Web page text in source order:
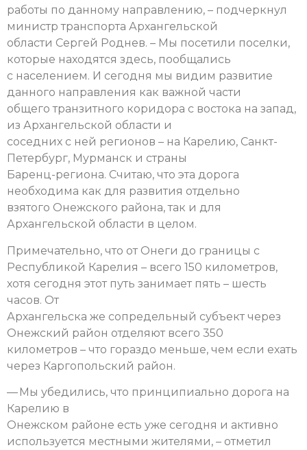
работы по данному направлению, – подчеркнул
министр транспорта Архангельской
области Сергей Роднев. – Мы посетили поселки,
которые находятся здесь, пообщались
с населением. И сегодня мы видим развитие
данного направления как важной части
общего транзитного коридора с востока на запад,
из Архангельской области и
соседних с ней регионов – на Карелию, Санкт-
Петербург, Мурманск и страны
Баренц-региона. Считаю, что эта дорога
необходима как для развития отдельно
взятого Онежского района, так и для
Архангельской области в целом.
Примечательно, что от Онеги до границы с
Республикой Карелия – всего 150 километров,
хотя сегодня этот путь занимает пять – шесть
часов. От
Архангельска же сопредельный субъект через
Онежский район отделяют всего 350
километров – что гораздо меньше, чем если ехать
через Каргопольский район.
— Мы убедились, что принципиально дорога на
Карелию в
Онежском районе есть уже сегодня и активно
используется местными жителями, – отметил